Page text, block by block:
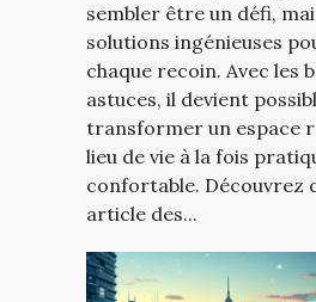
sembler être un défi,
solutions ingénieuses
chaque recoin. Avec les
astuces, il devient
transformer un espace
lieu de vie à la fois
confortable. Découvrez
article des...